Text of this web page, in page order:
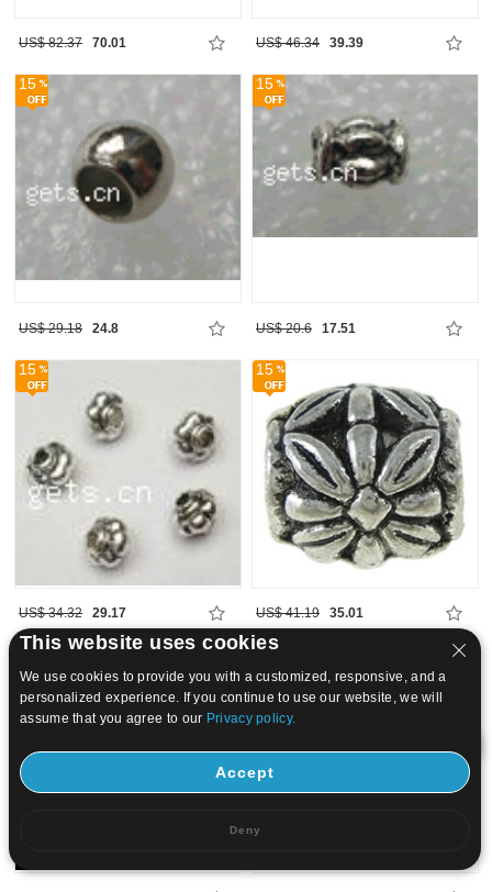
US$ 82.37 70.01 US$ 46.34 39.39
15
US$ 29.18 24.8
15
US$ 20.6 17.51
15
US$ 34.32 29.17
15
US$ 41.19 35.01
15 20
This website uses cookies
We use cookies to provide you with a customized, responsive, and a
personalized experience. If you continue to use our website, we will
assume that you agree to our Privacy policy.
Accept
Deny